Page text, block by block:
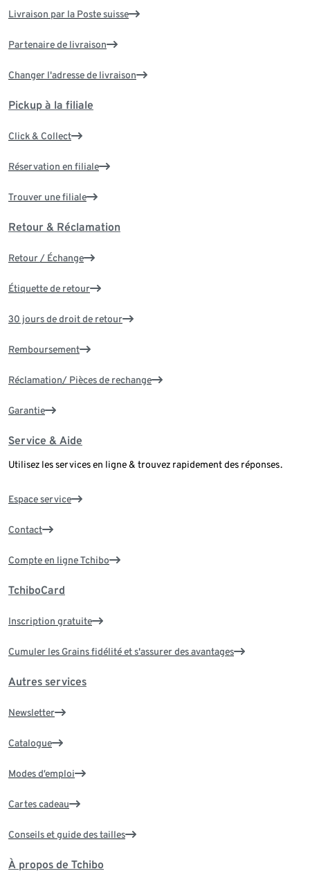
Livraison par la Poste suisse
Partenaire de livraison
Changer l'adresse de livraison
Pickup à la filiale
Click & Collect
Réservation en filiale
Trouver une filiale
Retour & Réclamation
Retour / Échange
Étiquette de retour
30 jours de droit de retour
Remboursement
Réclamation/ Pièces de rechange
Garantie
Service & Aide
Utilisez les services en ligne & trouvez rapidement des réponses.
Espace service
Contact
Compte en ligne Tchibo
TchiboCard
Inscription gratuite
Cumuler les Grains fidélité et s'assurer des avantages
Autres services
Newsletter
Catalogue
Modes d’emploi
Cartes cadeau
Conseils et guide des tailles
À propos de Tchibo